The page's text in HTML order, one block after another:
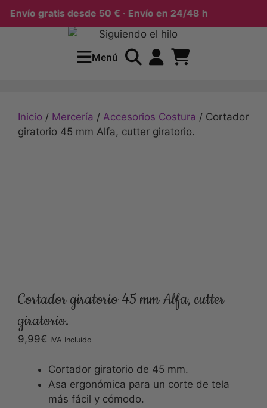
Envío gratis desde 50 € · Envío en 24/48 h
Menú
Inicio / Mercería / Accesorios Costura / Cortador
giratorio 45 mm Alfa, cutter giratorio.
Cortador giratorio 45 mm Alfa, cutter
giratorio.
9,99€ IVA Incluído
Cortador giratorio de 45 mm.
Asa ergonómica para un corte de tela
más fácil y cómodo.